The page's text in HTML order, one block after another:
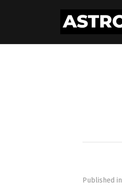
de
Published in